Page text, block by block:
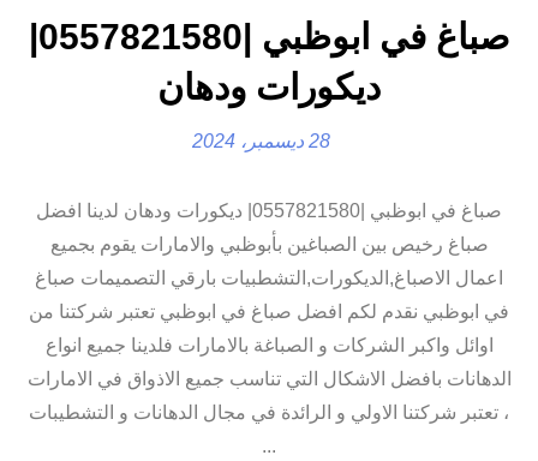
صباغ في ابوظبي |0557821580|
ديكورات ودهان
28 ديسمبر، 2024
صباغ في ابوظبي |0557821580| ديكورات ودهان لدينا افضل
صباغ رخيص بين الصباغين بأبوظبي والامارات يقوم بجميع
اعمال الاصباغ,الديكورات,التشطبيات بارقي التصميمات صباغ
في ابوظبي نقدم لكم افضل صباغ في ابوظبي تعتبر شركتنا من
اوائل واكبر الشركات و الصباغة بالامارات فلدينا جميع انواع
الدهانات بافضل الاشكال التي تناسب جميع الاذواق في الامارات
، تعتبر شركتنا الاولي و الرائدة في مجال الدهانات و التشطيبات
...